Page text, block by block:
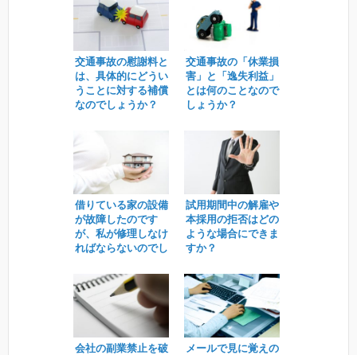
交通事故の慰謝料と
は、具体的にどうい
うことに対する補償
なのでしょうか？
交通事故の「休業損
害」と「逸失利益」
とは何のことなので
しょうか？
借りている家の設備
が故障したのです
が、私が修理しなけ
ればならないのでし
試用期間中の解雇や
本採用の拒否はどの
ような場合にできま
すか？
会社の副業禁止を破
メールで見に覚えの